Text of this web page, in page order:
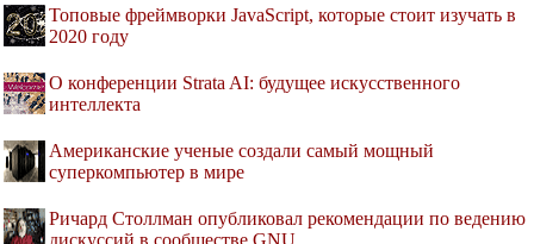
Топовые фреймворки JavaScript, которые стоит изучать в
2020 году
О конференции Strata AI: будущее искусственного
интеллекта
Американские ученые создали самый мощный
суперкомпьютер в мире
Ричард Столлман опубликовал рекомендации по ведению
дискуссий в сообществе GNU